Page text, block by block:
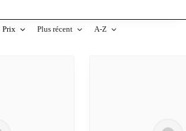
Prix Plus récent A-Z